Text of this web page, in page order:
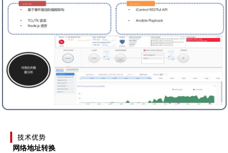
技术优势
网络地址转换